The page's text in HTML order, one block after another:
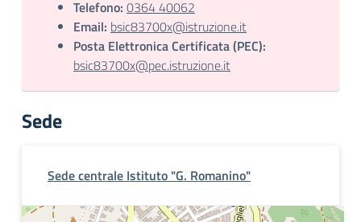
Telefono: 0364 40062
Email: bsic83700x@istruzione.it
Posta Elettronica Certificata (PEC):
bsic83700x@pec.istruzione.it
Sede
Sede centrale Istituto "G. Romanino"